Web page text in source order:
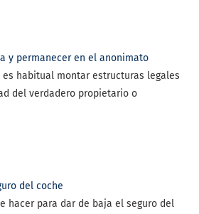
y permanecer en el anonimato
es habitual montar estructuras legales
del verdadero propietario o
del coche
hacer para dar de baja el seguro del